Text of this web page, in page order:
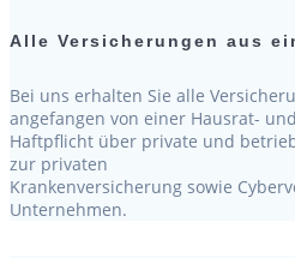
Alle Versicherungen aus
Bei uns erhalten Sie alle
angefangen von einer Hausrat- und
Haftpflicht über private und
zur privaten
Krankenversicherung sowie
Unternehmen.